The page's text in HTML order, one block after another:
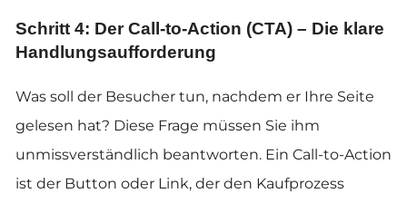
Schritt 4: Der Call-to-Action (CTA) – Die klare
Handlungsaufforderung
Was soll der Besucher tun, nachdem er Ihre Seite
gelesen hat? Diese Frage müssen Sie ihm
unmissverständlich beantworten. Ein Call-to-Action
ist der Button oder Link, der den Kaufprozess